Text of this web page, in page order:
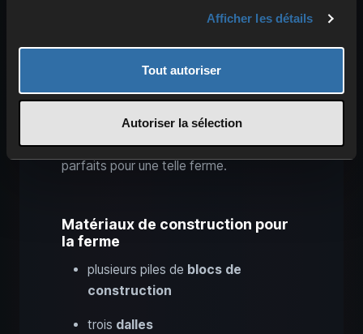
Afficher les détails
Tout autoriser
Autoriser la sélection
vos grenouilles souhaitées, mais aussi
mais dans certaines ruines de bastions,
vous trouverez également des
générateurs de cubes de magma,
parfaits pour une telle ferme.
Matériaux de construction pour
la ferme
plusieurs piles de blocs de
construction
trois dalles